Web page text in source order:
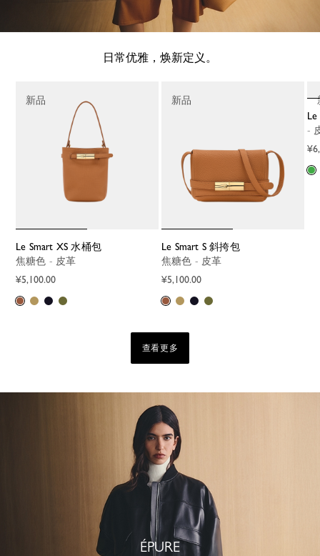
日常优雅，焕新定义。
Le Smart XS 水桶包
焦糖色 - 皮革
¥5,100.00
新品
Le Smart S 斜挎包
焦糖色 - 皮革
¥5,100.00
新品
-
查看更多
ÉPURE